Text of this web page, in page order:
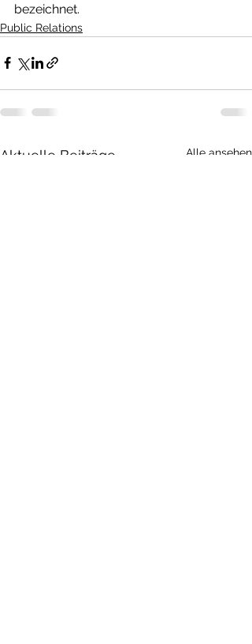
bezeichnet.
Public Relations
Aktuelle Beiträge Alle ansehen